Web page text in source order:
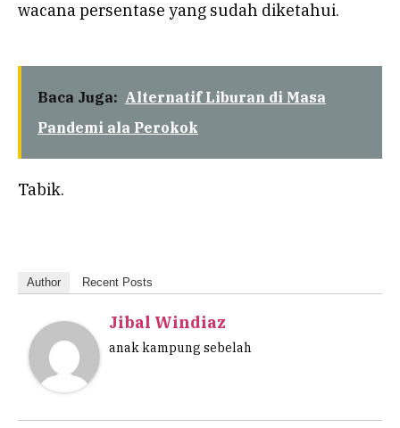
wacana persentase yang sudah diketahui.
Baca Juga: Alternatif Liburan di Masa
Pandemi ala Perokok
Tabik.
Author Recent Posts
Jibal Windiaz
anak kampung sebelah